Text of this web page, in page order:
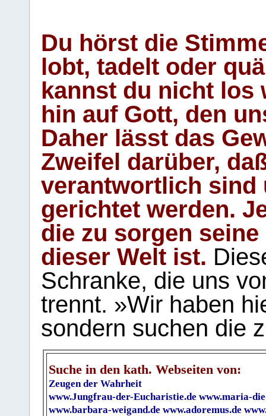
Du hörst die
lobt, tadelt oder
kannst du nicht los
hin auf Gott, den
Daher lässt das
Zweifel darüber,
verantwortlich sind
gerichtet werden.
die zu sorgen
dieser Welt ist.
Schranke, die uns
trennt. »Wir haben
sondern suchen die
Suche in den kath. Webseiten von:
Zeugen der Wahrheit
www.Jungfrau-der-Eucharistie.de www.maria-
www.barbara-weigand.de www.adoremus.de